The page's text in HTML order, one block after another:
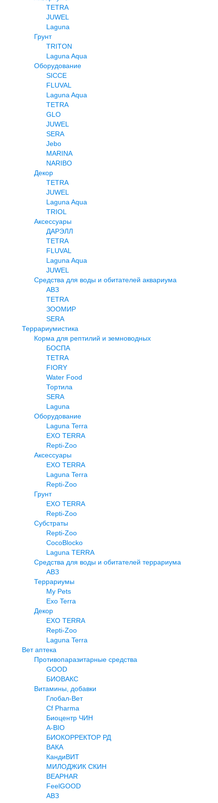
TETRA
JUWEL
Laguna
Грунт
TRITON
Laguna Aqua
Оборудование
SICCE
FLUVAL
Laguna Aqua
TETRA
GLO
JUWEL
SERA
Jebo
MARINA
NARIBO
Декор
TETRA
JUWEL
Laguna Aqua
TRIOL
Аксессуары
ДАРЭЛЛ
TETRA
FLUVAL
Laguna Aqua
JUWEL
Средства для воды и обитателей аквариума
АВЗ
TETRA
ЗООМИР
SERA
Террариумистика
Корма для рептилий и земноводных
БОСПА
TETRA
FIORY
Water Food
Тортила
SERA
Laguna
Оборудование
Laguna Terra
EXO TERRA
Repti-Zoo
Аксессуары
EXO TERRA
Laguna Terra
Repti-Zoo
Грунт
EXO TERRA
Repti-Zoo
Субстраты
Repti-Zoo
CocoBlocko
Laguna TERRA
Средства для воды и обитателей террариума
АВЗ
Террариумы
My Pets
Exo Terra
Декор
EXO TERRA
Repti-Zoo
Laguna Terra
Вет аптека
Противопаразитарные средства
GOOD
БИОВАКС
Витамины, добавки
Глобал-Вет
Cf Pharma
Биоцентр ЧИН
A-BIO
БИОКОРРЕКТОР РД
ВАКА
КандиВИТ
МИЛОДЖИК СКИН
BEAPHAR
FeelGOOD
АВЗ